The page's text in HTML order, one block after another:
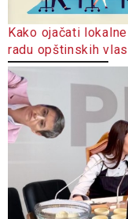
Kako ojačati
radu opštinskih